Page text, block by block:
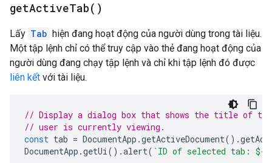
getActiveTab( )
Lấy Tab hiện đang hoạt động của người dùng trong tài liệu.
Một tập lệnh chỉ có thể truy cập vào thẻ đang hoạt động của
người dùng đang chạy tập lệnh và chỉ khi tập lệnh đó được
liên kết với tài liệu.
// Display a dialog box that shows the title of
// user is currently viewing.
const tab = DocumentApp .getActiveDocument().
DocumentApp .getUi().alert( `ID of selected tab: ${